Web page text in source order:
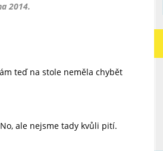
2014.
teď na stole neměla chybět
ale nejsme tady kvůli pití.